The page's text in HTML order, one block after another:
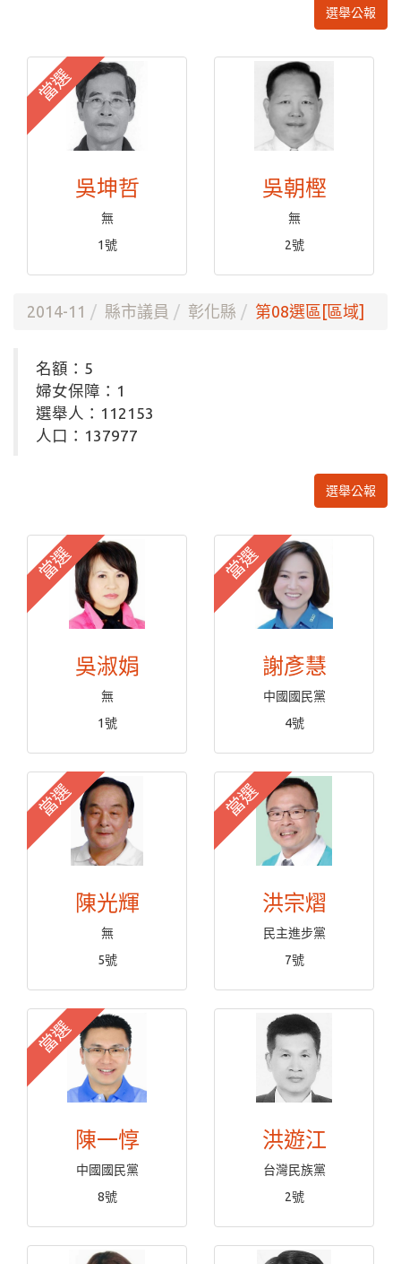
選舉公報
當選
吳坤哲
無
1號
吳朝樫
無
2號
2014-11 縣市議員 彰化縣 第08選區[區域]
名額：5
婦女保障：1
選舉人：112153
人口：137977
選舉公報
當選
吳淑娟
無
1號
當選
謝彥慧
中國國民黨
4號
當選
陳光輝
無
5號
當選
洪宗熠
民主進步黨
7號
當選
陳一惇
中國國民黨
8號
洪遊江
台灣民族黨
2號